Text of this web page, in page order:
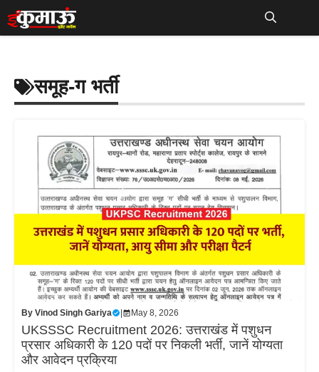
Skip
to
समूह-ग भर्ती
By Vinod Singh Gariya | May 8, 2026
UKSSSC Recruitment 2026: उत्तराखंड में पशुधन
प्रसार अधिकारी के 120 पदों पर निकली भर्ती, जानें योग्यता
और आवेदन प्रक्रिया